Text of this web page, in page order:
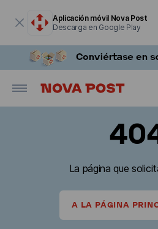
Aplicación móvil Nova Post
Descarga en Google Play
La página que
A LA PÁGINA